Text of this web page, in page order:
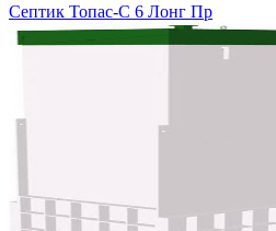
Септик Топас-С 6 Лонг Пр